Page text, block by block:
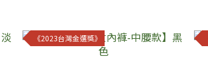
《2023台灣金選獎》